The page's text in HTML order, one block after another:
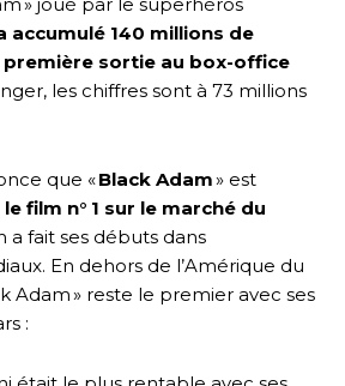
accumulé 140 millions de
première sortie au box-office
les chiffres sont à 73 millions
que «Black Adam» est
le film n° 1 sur le marché du
a fait ses débuts dans
En dehors de l’Amérique du
Adam » reste le premier avec ses
: